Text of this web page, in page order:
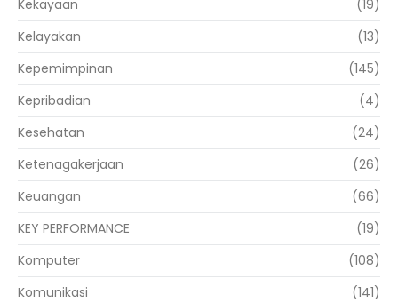
Kekayaan
(19)
Kelayakan
(13)
Kepemimpinan
(145)
Kepribadian
(4)
Kesehatan
(24)
Ketenagakerjaan
(26)
Keuangan
(66)
KEY PERFORMANCE
(19)
Komputer
(108)
Komunikasi
(141)